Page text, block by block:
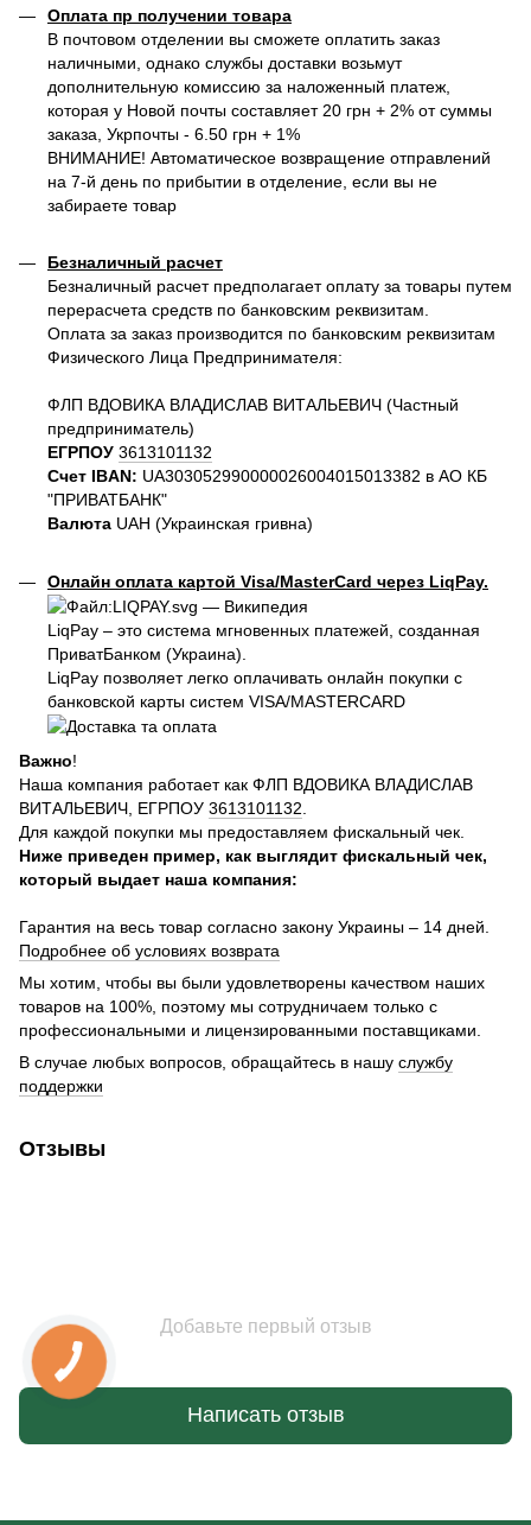
Оплата пр получении товара
В почтовом отделении вы сможете оплатить заказ
наличными, однако службы доставки возьмут
дополнительную комиссию за наложенный платеж,
которая у Новой почты составляет 20 грн + 2% от суммы
заказа, Укрпочты - 6.50 грн + 1%
ВНИМАНИЕ! Автоматическое возвращение отправлений
на 7-й день по прибытии в отделение, если вы не
забираете товар
Безналичный расчет
Безналичный расчет предполагает оплату за товары путем
перерасчета средств по банковским реквизитам.
Оплата за заказ производится по банковским реквизитам
Физического Лица Предпринимателя:
ФЛП ВДОВИКА ВЛАДИСЛАВ ВИТАЛЬЕВИЧ (Частный
предприниматель)
ЕГРПОУ 3613101132
Счет IBAN: UA303052990000026004015013382 в АО КБ
"ПРИВАТБАНК"
Валюта UAH (Украинская гривна)
Онлайн оплата картой Visa/MasterCard через LiqPay.
LiqPay – это система мгновенных платежей, созданная
ПриватБанком (Украина).
LiqPay позволяет легко оплачивать онлайн покупки с
банковской карты систем VISA/MASTERCARD
Важно!
Наша компания работает как ФЛП ВДОВИКА ВЛАДИСЛАВ
ВИТАЛЬЕВИЧ, ЕГРПОУ 3613101132
Для каждой покупки мы предоставляем фискальный чек.
Ниже приведен пример, как выглядит фискальный чек,
который выдает наша компания:
Гарантия на весь товар согласно закону Украины – 14 дней.
Подробнее об условиях возврата
Мы хотим, чтобы вы были удовлетворены качеством наших
товаров на 100%, поэтому мы сотрудничаем только с
профессиональными и лицензированными поставщиками.
В случае любых вопросов, обращайтесь в нашу службу
поддержки
Отзывы
Добавьте первый отзыв
Написать отзыв